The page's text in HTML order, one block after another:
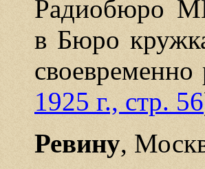
Радиобюро
в Бюро
1925 г., стр. 56
Ревину,